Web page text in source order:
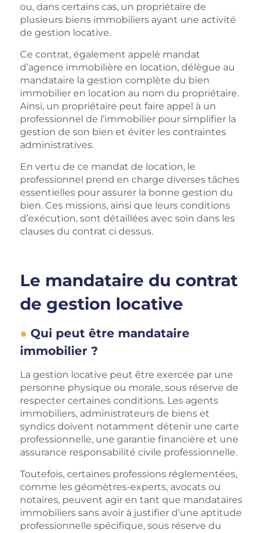
ou, dans certains cas, un propriétaire de
plusieurs biens immobiliers ayant une activité
de gestion locative.
Ce contrat, également appelé mandat
d’agence immobilière en location, délègue au
mandataire la gestion complète du bien
immobilier en location au nom du propriétaire.
Ainsi, un propriétaire peut faire appel à un
professionnel de l’immobilier pour simplifier la
gestion de son bien et éviter les contraintes
administratives.
En vertu de ce mandat de location, le
professionnel prend en charge diverses tâches
essentielles pour assurer la bonne gestion du
bien. Ces missions, ainsi que leurs conditions
d’exécution, sont détaillées avec soin dans les
clauses du contrat ci dessus.
Le mandataire du contrat
de gestion locative
Qui peut être mandataire
immobilier ?
La gestion locative peut être exercée par une
personne physique ou morale, sous réserve de
respecter certaines conditions. Les agents
immobiliers, administrateurs de biens et
syndics doivent notamment détenir une carte
professionnelle, une garantie financière et une
assurance responsabilité civile professionnelle.
Toutefois, certaines professions réglementées,
comme les géomètres-experts, avocats ou
notaires, peuvent agir en tant que mandataires
immobiliers sans avoir à justifier d’une aptitude
professionnelle spécifique, sous réserve du